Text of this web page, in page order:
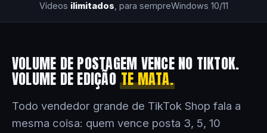
Vídeos ilimitados , para sempreWindows 10/11
VOLUME DE POSTAGEM VENCE NO TIKTOK.
VOLUME DE EDIÇÃOTE MATA.
Todo vendedor grande de TikTok Shop fala a
mesma coisa: quem vence posta 3, 5, 10